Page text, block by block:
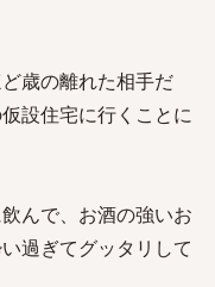
歳の離れた相手だ
設住宅に行くことに
んで、お酒の強いお
過ぎてグッタリして